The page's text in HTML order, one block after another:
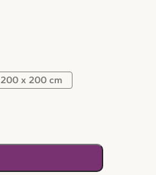
200 x 200 cm